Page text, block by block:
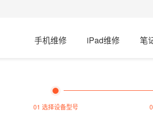
手机维修 iPad维修 笔
01 选择设备型号